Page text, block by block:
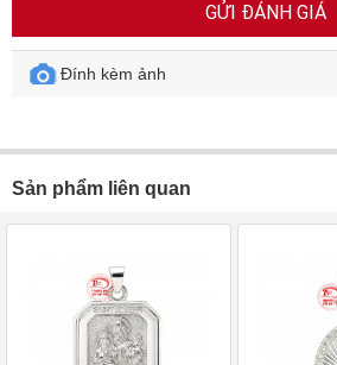
GỬI ĐÁNH GIÁ
Đính kèm ảnh
Sản phẩm liên quan